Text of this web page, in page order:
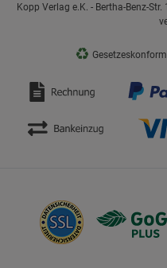
Kopp Verlag e.K. - Bertha-Benz-
♻